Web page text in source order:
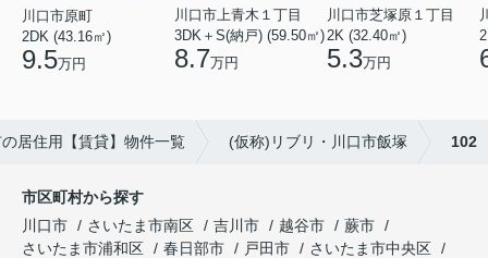
川口市原町
2DK (43.16㎡)
9.5万円
川口市上青木１丁目
3DK＋S(納戸) (59.50㎡)
8.7万円
川口市芝塚原１丁目
2K (32.40㎡)
5.3万円
居住用【賃貸】物件一覧 (仮称)リブリ・川口市飯塚 102
市区町村から探す
川口市
さいたま市南区 吉川市 越谷市
蕨市
さいたま市浦和区
春日部市 戸田市
さいたま市中央区